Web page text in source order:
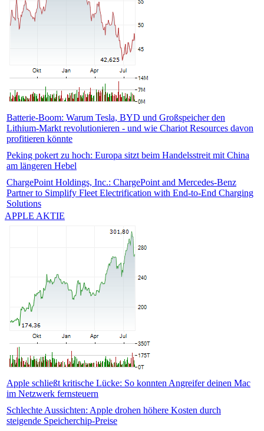
Batterie-Boom: Warum Tesla, BYD und Großspeicher den
Lithium-Markt revolutionieren - und wie Chariot Resources davon
profitieren könnte
Peking pokert zu hoch: Europa sitzt beim Handelsstreit mit China
am längeren Hebel
ChargePoint Holdings, Inc.: ChargePoint and Mercedes-Benz
Partner to Simplify Fleet Electrification with End-to-End Charging
Solutions
APPLE AKTIE
Apple schließt kritische Lücke: So konnten Angreifer deinen Mac
im Netzwerk fernsteuern
Schlechte Aussichten: Apple drohen höhere Kosten durch
steigende Speicherchip-Preise